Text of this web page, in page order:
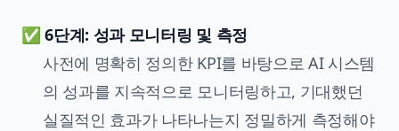
✅ 6단계: 성과 모니터링 및 측정
사전에 명확히 정의한 KPI를 바탕으로 AI 시스템
의 성과를 지속적으로 모니터링하고, 기대했던
실질적인 효과가 나타나는지 정밀하게 측정해야